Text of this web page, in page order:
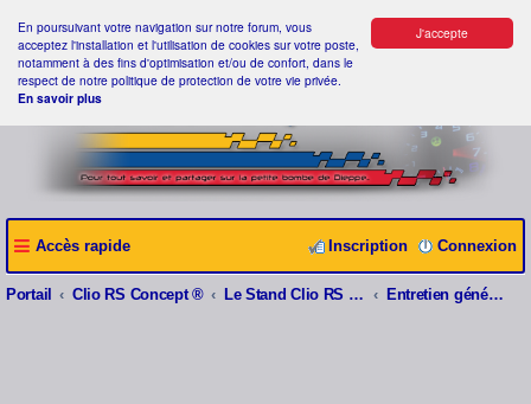
J'accepte
En poursuivant votre navigation sur notre forum, vous
acceptez l'installation et l'utilisation de cookies sur votre poste,
notamment à des fins d'optimisation et/ou de confort, dans le
respect de notre politique de protection de votre vie privée.
En savoir plus
Accès rapide Connexion
Inscription
Portail Clio RS Concept ® Le Stand Clio RS Concept ® Entretien général et Problèmes divers